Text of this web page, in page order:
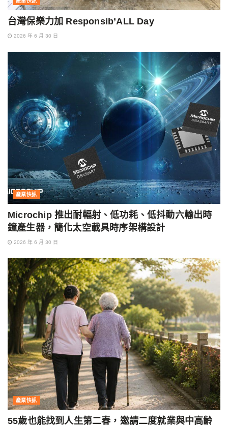
台灣保樂力加 Responsib’ALL Day
2026 年 6 月 30 日
產業快訊
Microchip 推出耐輻射、低功耗、低抖動六輸出時
鐘產生器，簡化太空載具時序架構設計
2026 年 6 月 30 日
產業快訊
55歲也能找到人生第二春，邀請二度就業與中高齡